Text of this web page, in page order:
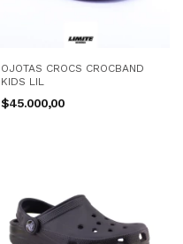
OJOTAS CROCS CROCBAND
KIDS LIL
$45.000,00